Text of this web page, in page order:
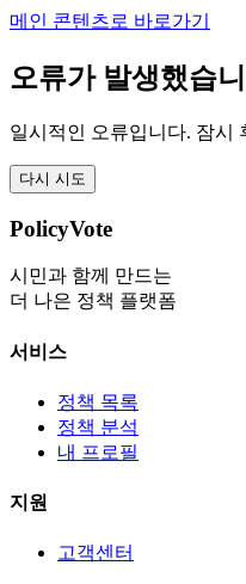
메인 콘텐츠로 바로가기
오류가 발생했습
일시적인 오류입니다. 잠시
다시 시도
PolicyVote
시민과 함께 만드는
더 나은 정책 플랫폼
서비스
정책 목록
정책 분석
내 프로필
지원
고객센터